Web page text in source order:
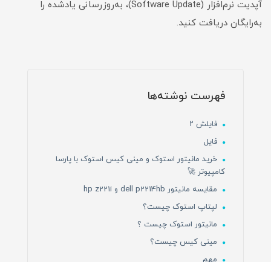
آپدیت نرم‌افزار (Software Update)، به‌روزرسانی یادشده را
به‌رایگان دریافت کنید.
فهرست نوشته‌ها
فایلش ۲
فایل
خرید مانیتور استوک و مینی کیس استوک با پارسا
کامپیوتر 🚀
مقایسه مانیتور dell p2214hb و hp z221i
لپتاپ استوک چیست؟
مانیتور استوک چیست ؟
مینی کیس چیست؟